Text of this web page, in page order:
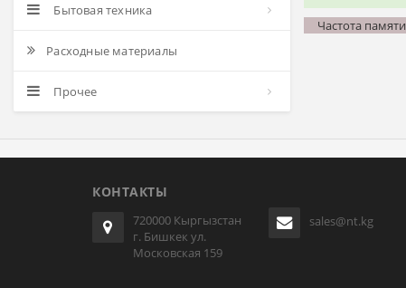
Бытовая техника
Расходные материалы
Прочее
Частота памяти
КОНТАКТЫ
720000 Кыргызстан
г. Бишкек ул.
Московская 159
sales@nt.kg